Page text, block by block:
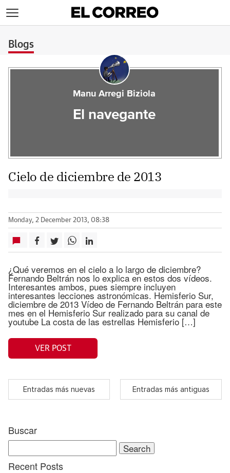
Blogs
Manu Arregi Biziola
El navegante
Cielo de diciembre de 2013
Monday, 2 December 2013, 08:38
¿Qué veremos en el cielo a lo largo de diciembre?
Fernando Beltrán nos lo explica en estos dos vídeos.
Interesantes ambos, pues siempre incluyen
interesantes lecciones astronómicas. Hemisferio Sur,
diciembre de 2013 Vídeo de Fernando Beltrán para este
mes en el Hemisferio Sur realizado para su canal de
youtube La costa de las estrellas Hemisferio […]
VER POST
Entradas más nuevas Entradas más antiguas
Buscar
Search
for:
Recent Posts